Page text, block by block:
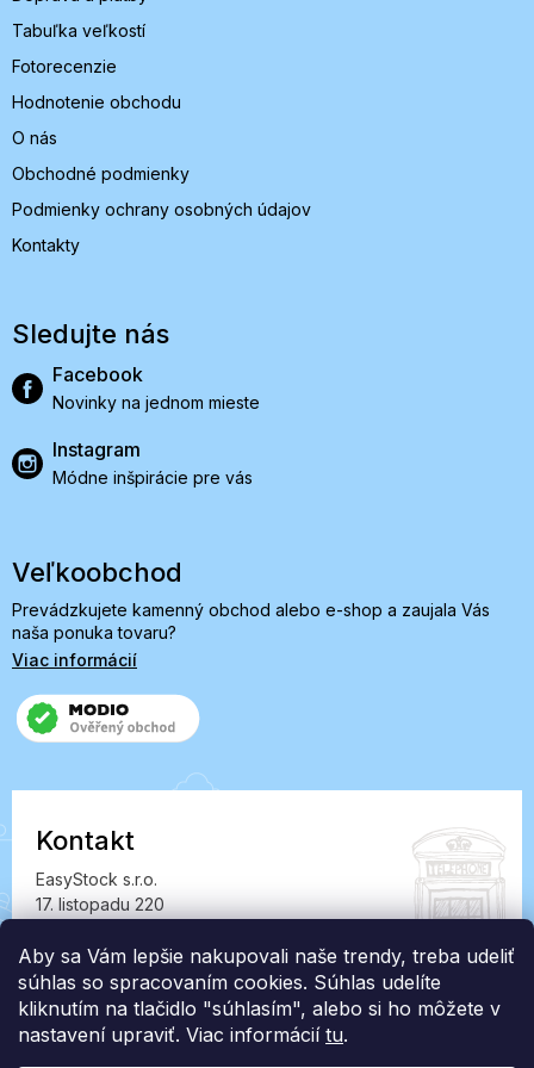
Aby sa Vám lepšie nakupovali naše trendy, treba udeliť
súhlas so spracovaním cookies. Súhlas udelíte
kliknutím na tlačidlo "súhlasím", alebo si ho môžete v
nastavení upraviť. Viac informácií tu.
Tabuľka veľkostí
Fotorecenzie
Hodnotenie obchodu
O nás
Obchodné podmienky
Podmienky ochrany osobných údajov
Kontakty
Sledujte nás
Facebook
Novinky na jednom mieste
Instagram
Módne inšpirácie pre vás
Veľkoobchod
Prevádzkujete kamenný obchod alebo e-shop a zaujala Vás
naša ponuka tovaru?
Viac informácií
Kontakt
EasyStock s.r.o.
17. listopadu 220
IČ: 07727402, DIČ: CZ07727402
info@londonclub.sk